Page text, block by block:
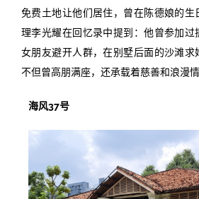
免费土地让他们居住，曾在陈德娘的生
理李光耀在回忆录中提到：他曾参加过
女朋友避开人群，在别墅后面的沙滩求
不但曾高朋满座，还承载着慈善和浪漫情
海风37号